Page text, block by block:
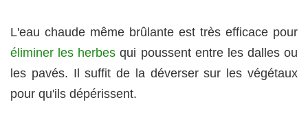
L'eau chaude même brûlante est très efficace pour
éliminer les herbes qui poussent entre les dalles ou
les pavés. Il suffit de la déverser sur les végétaux
pour qu'ils dépérissent.